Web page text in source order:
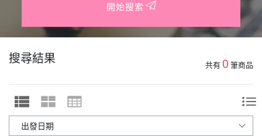
開始搜索
搜尋結果 共有 0 筆商品